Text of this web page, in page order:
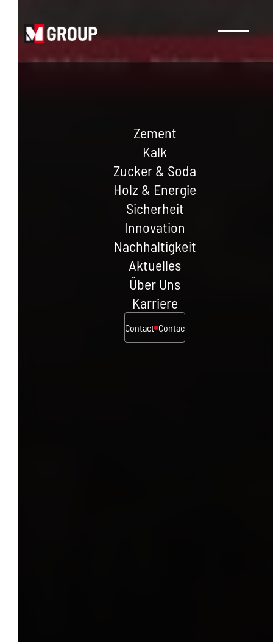
Zement
Kalk
Zucker & Soda
Holz & Energie
Sicherheit
Innovation
Nachhaltigkeit
Aktuelles
Über Uns
Karriere
Contact Contact